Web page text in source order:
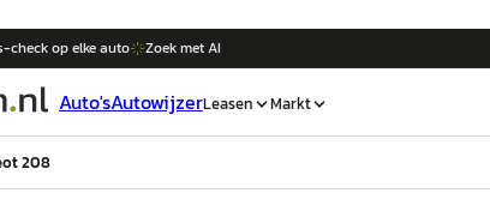
check op elkeauto Zoek met AI
Auto'sAutowijzerLeasen Markt
208